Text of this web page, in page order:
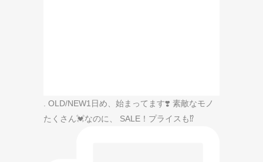
. OLD/NEW1日め、始まってます❣️ 素敵なモノ
たくさん💓なのに、 SALE！プライスも⁉️